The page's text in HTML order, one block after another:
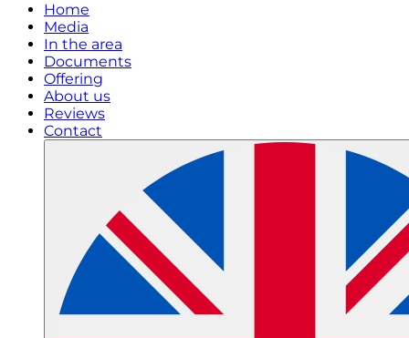
Home
Media
In the area
Documents
Offering
About us
Reviews
Contact